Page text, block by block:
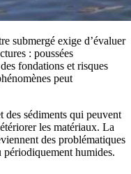
submergé exige d’évaluer
: poussées
fondations et risques
peut
des sédiments qui peuvent
les matériaux. La
des problématiques
périodiquement humides.